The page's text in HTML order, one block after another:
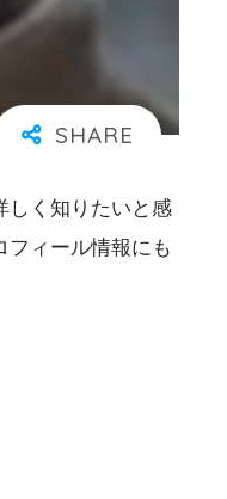
しく知りたいと感
フィール情報にも